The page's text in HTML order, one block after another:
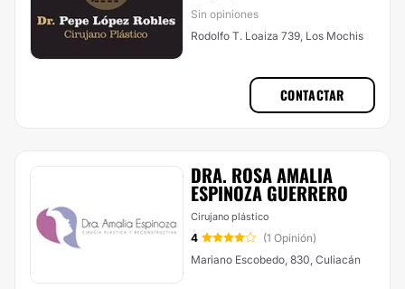
Sin opiniones
Rodolfo T. Loaiza 739, Los Mochis
CONTACTAR
DRA. ROSA AMALIA
ESPINOZA GUERRERO
Cirujano plástico
4
(1 Opinión)
Mariano Escobedo, 830, Culiacán